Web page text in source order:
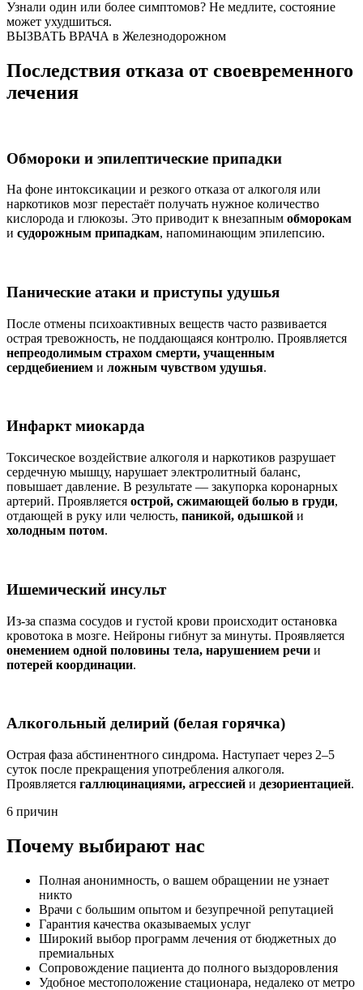
Узнали один или более симптомов? Не медлите, состояние
может ухудшиться.
ВЫЗВАТЬ ВРАЧА в Железнодорожном
Последствия отказа от своевременного
лечения
Обмороки и эпилептические припадки
На фоне интоксикации и резкого отказа от алкоголя или
наркотиков мозг перестаёт получать нужное количество
кислорода и глюкозы. Это приводит к внезапным обморокам
и судорожным припадкам, напоминающим эпилепсию.
Панические атаки и приступы удушья
После отмены психоактивных веществ часто развивается
острая тревожность, не поддающаяся контролю. Проявляется
непреодолимым страхом смерти, учащенным
сердцебиением и ложным чувством удушья.
Инфаркт миокарда
Токсическое воздействие алкоголя и наркотиков разрушает
сердечную мышцу, нарушает электролитный баланс,
повышает давление. В результате — закупорка коронарных
артерий. Проявляется острой, сжимающей болью в груди,
отдающей в руку или челюсть, паникой, одышкой и
холодным потом.
Ишемический инсульт
Из-за спазма сосудов и густой крови происходит остановка
кровотока в мозге. Нейроны гибнут за минуты. Проявляется
онемением одной половины тела, нарушением речи и
потерей координации.
Алкогольный делирий (белая горячка)
Острая фаза абстинентного синдрома. Наступает через 2–5
суток после прекращения употребления алкоголя.
Проявляется галлюцинациями, агрессией и дезориентацией.
6 причин
Почему выбирают нас
Полная анонимность, о вашем обращении не узнает
никто
Врачи с большим опытом и безупречной репутацией
Гарантия качества оказываемых услуг
Широкий выбор программ лечения от бюджетных до
премиальных
Сопровождение пациента до полного выздоровления
Удобное местоположение стационара, недалеко от метро